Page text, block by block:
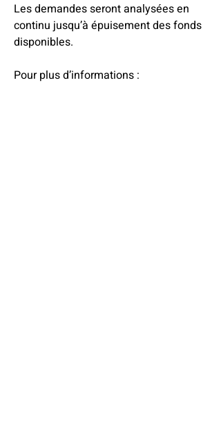
Les demandes seront analysées en
continu jusqu’à épuisement des fonds
disponibles.
Pour plus d’informations :